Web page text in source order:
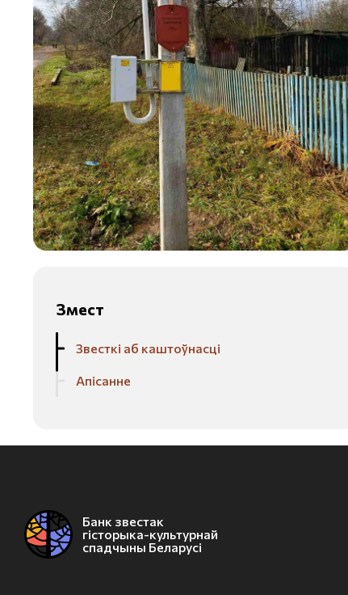
Змест
Звесткі аб каштоўнасці
Апісанне
Банк звестак
гісторыка-культурнай
спадчыны Беларусі